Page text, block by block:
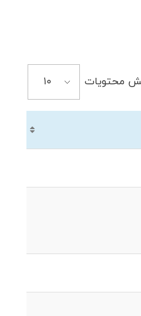
محتویات